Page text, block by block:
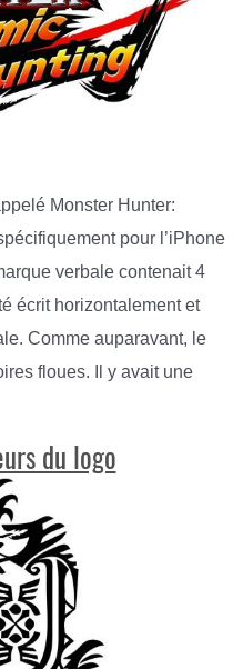
Monster Hunter:
pour l’iPhone
verbale contenait 4
écrit horizontalement et
Comme auparavant, le
floues. Il y avait une
du logo